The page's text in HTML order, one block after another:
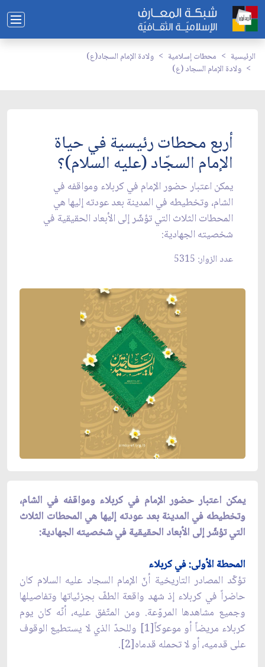
الرئيسية محطات إسلامية
ولادة الإمام السجاد(ع)
ولادة الإمام السجاد (ع)
أربع محطات رئيسية في حياة
الإمام السجّاد (عليه السلام)؟
يمكن اعتبار حضور الإمام في كربلاء ومواقفه في
الشام، وتخطيطه في المدينة بعد عودته إليها هي
المحطات الثلاث التي تؤشّر إلى الأبعاد الحقيقية في
شخصيته الجهادية:
عدد الزوار: 5315
يمكن اعتبار حضور الإمام في كربلاء ومواقفه في الشام،
وتخطيطه في المدينة بعد عودته إليها هي المحطات الثلاث
التي تؤشّر إلى الأبعاد الحقيقية في شخصيته الجهادية:
المحطة الأولى: في كربلاء
تؤكّد المصادر التاريخية أنّ الإمام السجاد عليه السلام كان
حاضراً في كربلاء إذ شهد واقعة الطفّ بجزئياتها وتفاصيلها
وجميع مشاهدها المروّعة. ومن المتّفق عليه، أنّه كان يوم
كربلاء مريضاً أو موعوكاً[1] وللحدّ الذي لا يستطيع الوقوف
على قدميه، أو لا تحمله قدماه[2].